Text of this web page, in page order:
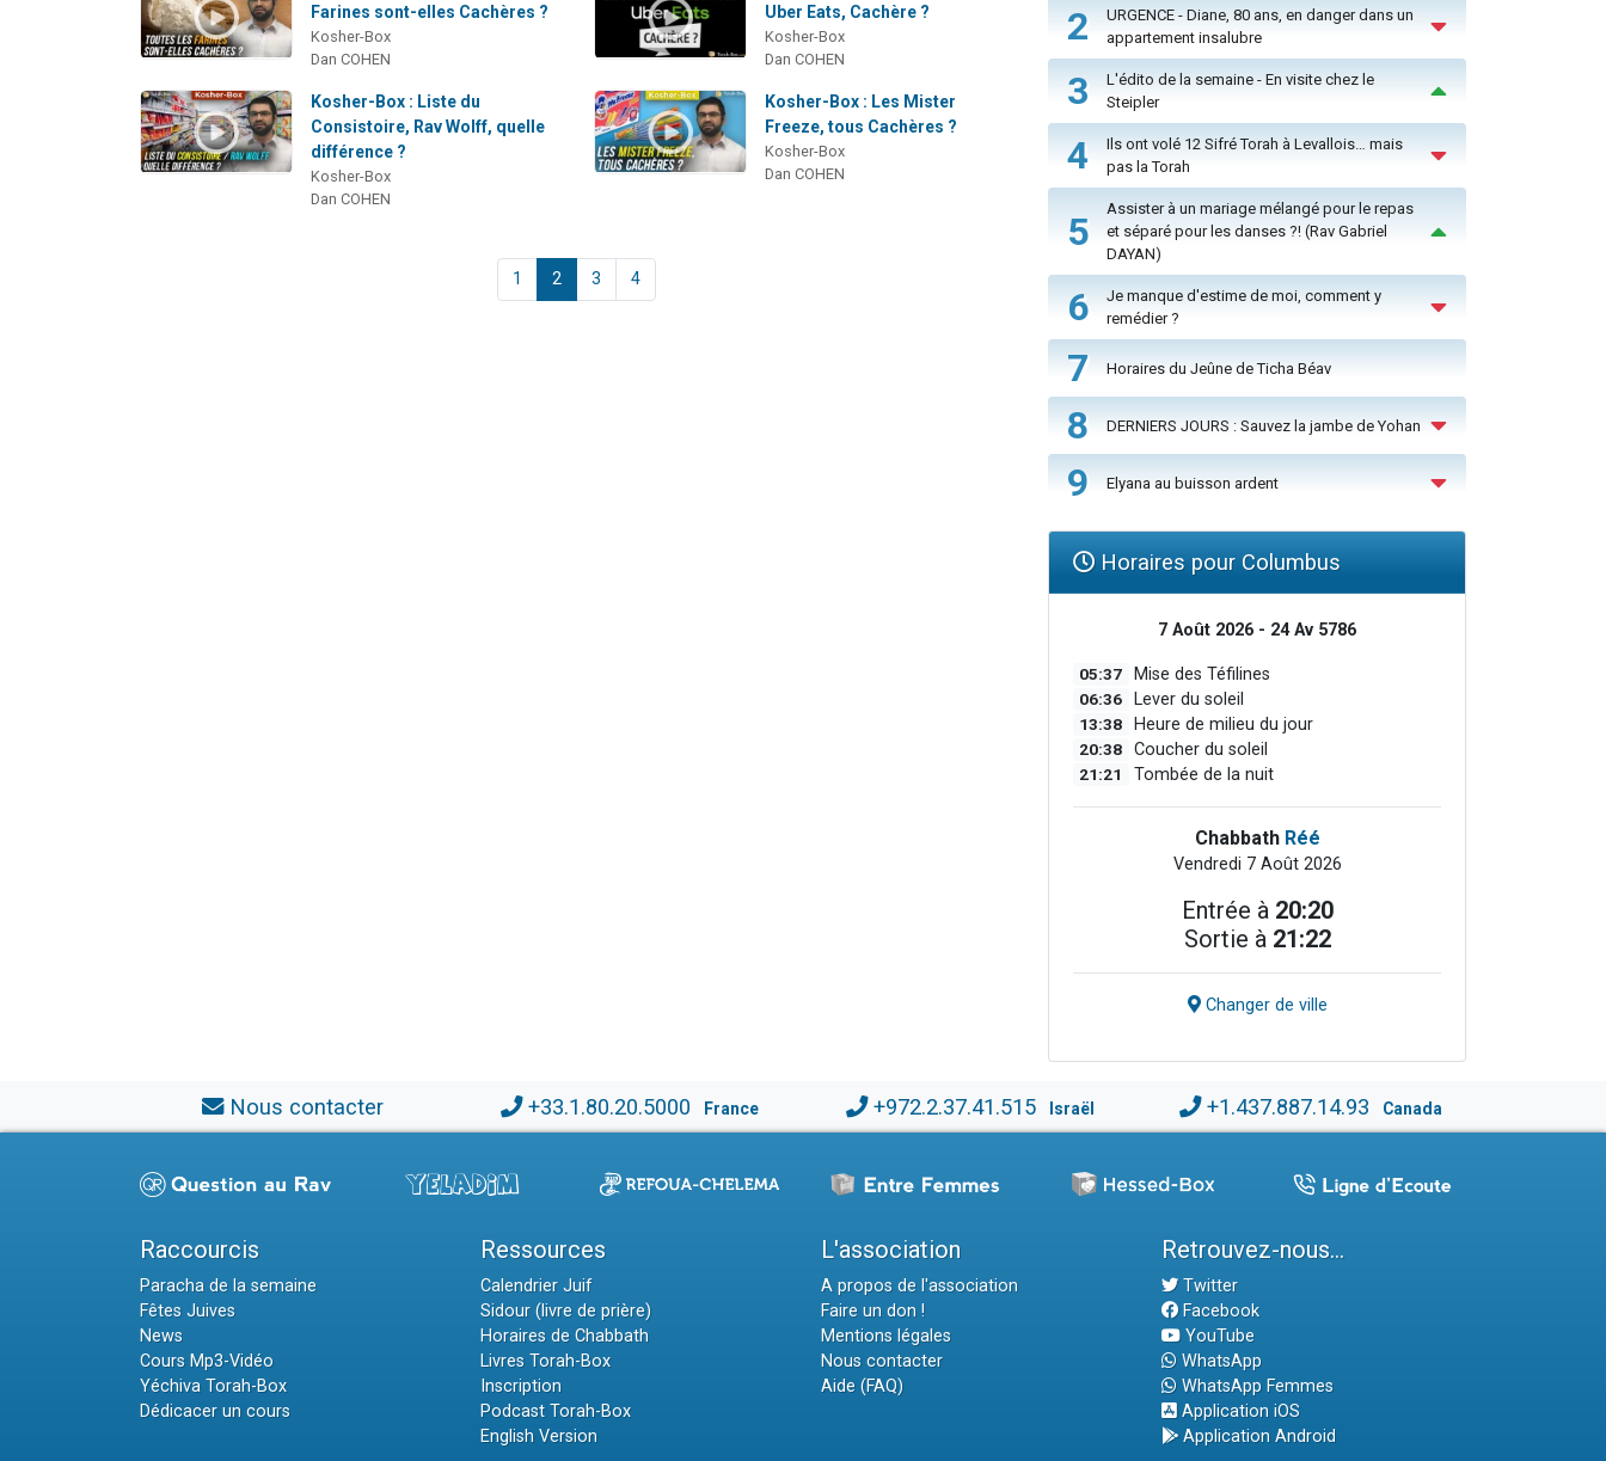
Farines sont-elles Cachères ?
Kosher-Box
Dan COHEN
Uber Eats, Cachère ?
Kosher-Box
Dan COHEN
Kosher-Box : Liste du
Consistoire, Rav Wolff, quelle
différence ?
Kosher-Box
Dan COHEN
Kosher-Box : Les Mister
Freeze, tous Cachères ?
Kosher-Box
Dan COHEN
1 2 3 4
2
URGENCE - Diane, 80 ans, en danger dans un
appartement insalubre
3
L'édito de la semaine - En visite chez le
Steipler
4
Ils ont volé 12 Sifré Torah à Levallois… mais
pas la Torah
5
Assister à un mariage mélangé pour le repas
et séparé pour les danses ?! (Rav Gabriel
DAYAN)
6
Je manque d'estime de moi, comment y
remédier ?
7 Horaires du Jeûne de Ticha Béav
8 DERNIERS JOURS : Sauvez la jambe de Yohan
9 Elyana au buisson ardent
Horaires pour Columbus
7 Août 2026 - 24 Av 5786
05:37 Mise des Téfilines
06:36 Lever du soleil
13:38 Heure de milieu du jour
20:38 Coucher du soleil
21:21 Tombée de la nuit
Chabbath Réé
Vendredi 7 Août 2026
Entrée à 20:20
Sortie à 21:22
Changer de ville
Nous contacter +33.1.80.20.5000 France +972.2.37.41.515 Israël +1.437.887.14.93 Canada
Raccourcis
Paracha de la semaine
Fêtes Juives
News
Cours Mp3-Vidéo
Yéchiva Torah-Box
Dédicacer un cours
Ressources
Calendrier Juif
Sidour (livre de prière)
Horaires de Chabbath
Livres Torah-Box
Inscription
Podcast Torah-Box
English Version
L'association
A propos de l'association
Faire un don !
Mentions légales
Nous contacter
Aide (FAQ)
Retrouvez-nous...
Twitter
Facebook
YouTube
WhatsApp
WhatsApp Femmes
Application iOS
Application Android